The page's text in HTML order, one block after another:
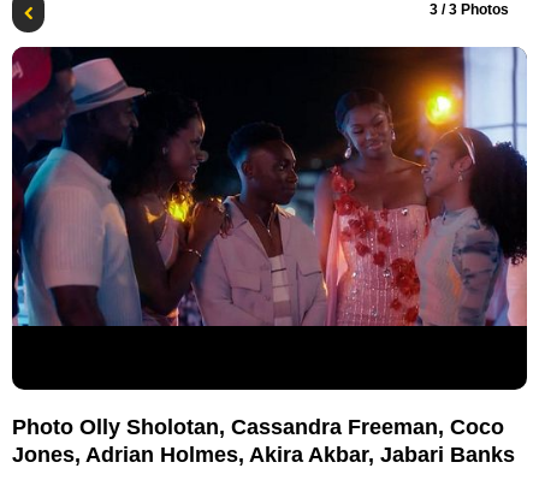
3 / 3 Photos
Photo Olly Sholotan, Cassandra Freeman, Coco
Jones, Adrian Holmes, Akira Akbar, Jabari Banks